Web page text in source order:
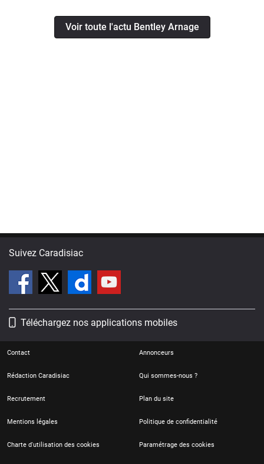
Voir toute l'actu Bentley Arnage
Suivez Caradisiac
Téléchargez nos applications mobiles
Contact Annonceurs
Rédaction Caradisiac Qui sommes-nous ?
Recrutement Plan du site
Mentions légales Politique de confidentialité
Charte d'utilisation des cookies Paramétrage des cookies